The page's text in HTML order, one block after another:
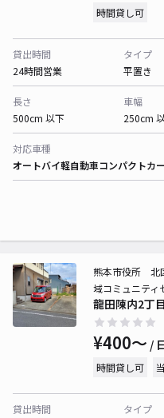
時間貸し可
貸出時間
24時間営業
タイプ
平置き
長さ
500cm 以下
車幅
250cm
対応車種
オートバイ軽自動車コンパクトカー
龍田陳内2丁
熊本市役所 北
域コミュニティ
¥400〜 /
時間貸し可
貸出時間
タイプ